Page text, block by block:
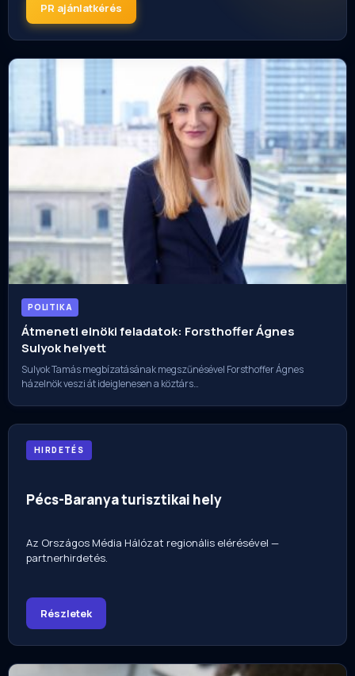
PR ajánlatkérés
POLITIKA
Átmeneti elnöki feladatok: Forsthoffer Ágnes
Sulyok helyett
Sulyok Tamás megbízatásának megszűnésével Forsthoffer Ágnes
házelnök veszi át ideiglenesen a köztárs…
HIRDETÉS
Pécs-Baranya turisztikai hely
Az Országos Média Hálózat regionális elérésével —
partnerhirdetés.
Részletek